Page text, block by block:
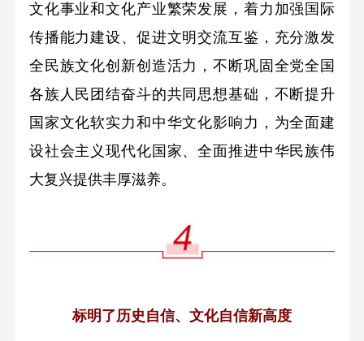
文化事业和文化产业繁荣发展，着力加强国际
传播能力建设、促进文明交流互鉴，充分激发
全民族文化创新创造活力，不断巩固全党全国
各族人民团结奋斗的共同思想基础，不断提升
国家文化软实力和中华文化影响力，为全面建
设社会主义现代化国家、全面推进中华民族伟
大复兴提供丰厚滋养。
标明了历史自信、文化自信新高度